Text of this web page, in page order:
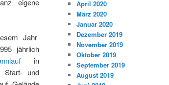
eigene
Jahr
jährlich
in
Start- und
April 2020
März 2020
Januar 2020
Dezember 2019
November 2019
Oktober 2019
September 2019
August 2019